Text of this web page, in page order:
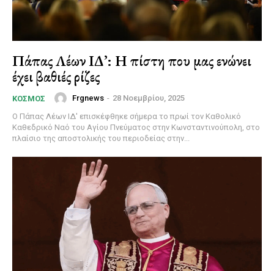
Πάπας Λέων ΙΔ’: Η πίστη που μας ενώνει
έχει βαθιές ρίζες
ΚΌΣΜΟΣ Frgnews - 28 Νοεμβρίου, 2025
Ο Πάπας Λέων ΙΔ' επισκέφθηκε σήμερα το πρωί τον Καθολικό
Καθεδρικό Ναό του Αγίου Πνεύματος στην Κωνσταντινούπολη, στο
πλαίσιο της αποστολικής του περιοδείας στην...